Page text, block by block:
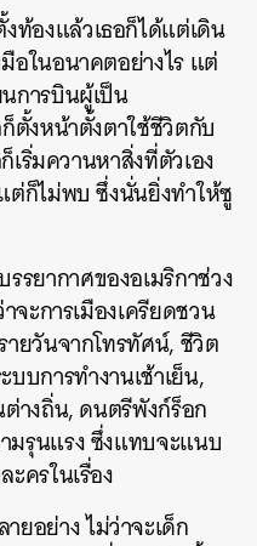
ท้องแล้วเธอก็ได้แต่เดิน
อในอนาคตอย่างไร แต่
การบินผู้เป็น
ตั้งหน้าตั้งตาใช้ชีวิตกับ
เริ่มควานหาสิ่งที่ตัวเอง
ต่ก็ไม่พบ ซึ่งนั่นยิ่งทำให้ซู
รยากาศของอเมริกาช่วง
จะการเมืองเครียดชวน
ยวันจากโทรทัศน์, ชีวิต
บการทำงานเช้าเย็น,
างถิ่น, ดนตรีพังก์ร็อก
รุนแรง ซึ่งแทบจะแนบ
ครในเรื่อง
ยอย่าง ไม่ว่าจะเด็ก